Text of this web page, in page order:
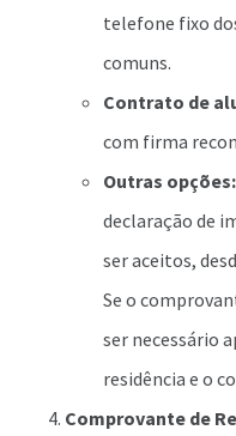
telefone fixo
comuns.
Contrato de
com firma
Outras opções:
declaração de
ser aceitos,
Se o
ser necessário
residência e o
Comprovante de